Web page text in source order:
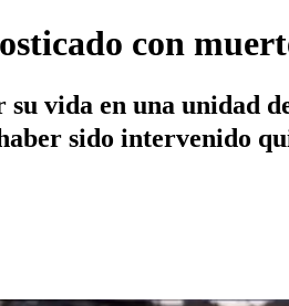
con
vida en una unidad
sido intervenido